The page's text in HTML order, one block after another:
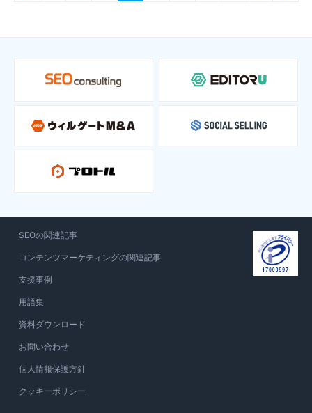
SEOの関連記事
コンテンツマーケティングの関連記事
支援事例
用語集
資料ダウンロード
お問い合わせ
個人情報保護方針
クッキーポリシー